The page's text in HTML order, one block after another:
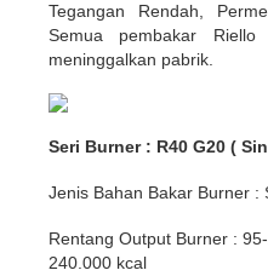
Tegangan Rendah,
Semua pembakar
meninggalkan pabrik.
Seri Burner : R40 G20 (
Jenis Bahan Bakar Burner :
Rentang Output Burner :
240.000 kcal